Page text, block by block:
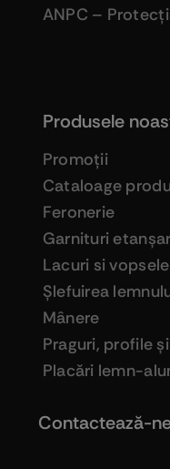
Produsele
Promoţii
Cataloage
Feronerie
Garnituri
Lacuri si vopsele
Şlefuirea
Mânere
Praguri, profile
Placări lemn-
ANPC –
Contactează-